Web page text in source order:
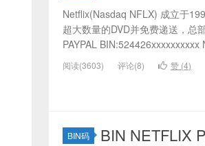
Netflix(Nasdaq NFLX) 成立于
超大数量的DVD并免费递送，总
PAYPAL BIN:524426xxxxxxxxxx
阅读(3603) 评论(8) 赞 (4)
BIN码 BIN NETFLIX